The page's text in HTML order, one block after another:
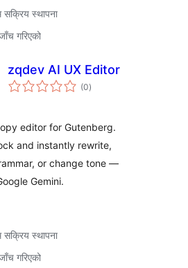
सक्रिय स्थापना
गरिएको
zqdev AI UX Editor
(0कुल
रेटिङ्गहरू
)
editor for Gutenberg.
and instantly rewrite,
or change tone —
Gemini.
सक्रिय स्थापना
गरिएको